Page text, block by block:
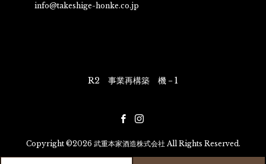
info@takeshige-honke.co.jp
R2 事業再構築 機－1
Copyright ©2026 武重本家酒造株式会社 All Rights Reserved.